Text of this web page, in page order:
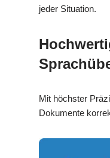
jeder Situation.
Mit höchster
Dokumente